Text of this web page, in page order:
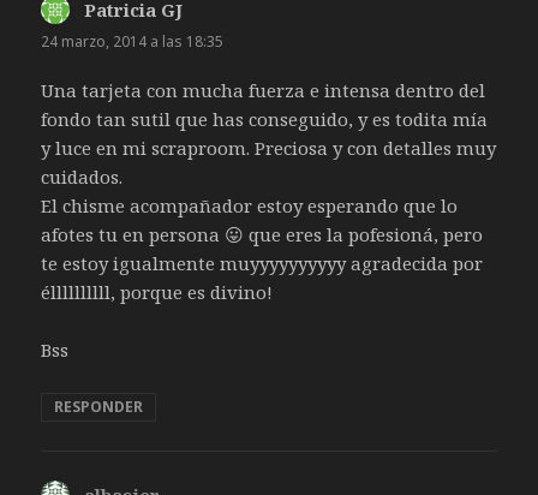
Patricia GJ
24 marzo, 2014 a las 18:35
Una tarjeta con mucha fuerza e intensa dentro del
fondo tan sutil que has conseguido, y es todita mía
y luce en mi scraproom. Preciosa y con detalles muy
cuidados.
El chisme acompañador estoy esperando que lo
afotes tu en persona 😛 que eres la pofesioná, pero
te estoy igualmente muyyyyyyyyyy agradecida por
éllllllllll, porque es divino!
Bss
RESPONDER